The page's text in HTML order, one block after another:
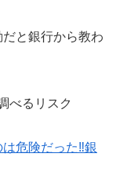
と銀行から教わ
危険だった‼銀